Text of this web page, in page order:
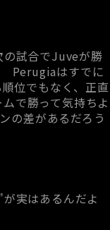
試合でJuveが勝
Perugiaはすでに
位でもなく、正直
で勝って気持ちよ
の差があるだろう
実はあるんだよ